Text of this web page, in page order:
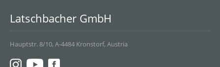
Latschbacher GmbH
Hauptstr. 8/10, A-4484 Kronstorf, Austria